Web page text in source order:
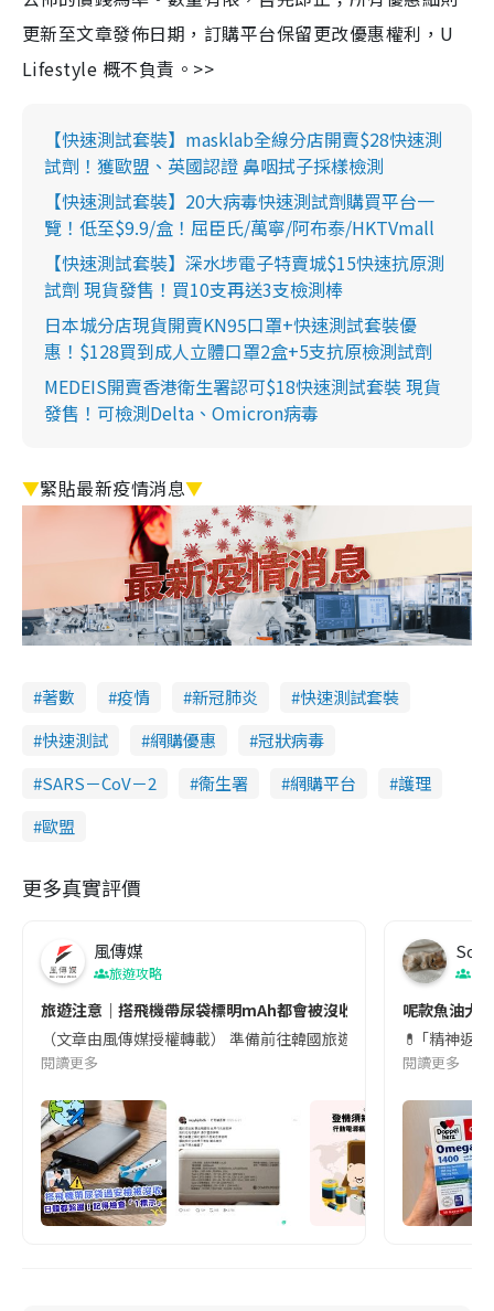
更新至文章發佈日期，訂購平台保留更改優惠權利，U
Lifestyle 概不負責。>>
【快速測試套裝】masklab全線分店開賣$28快速測
試劑！獲歐盟、英國認證 鼻咽拭子採樣檢測
【快速測試套裝】20大病毒快速測試劑購買平台一
覽！低至$9.9/盒！屈臣氏/萬寧/阿布泰/HKTVmall
【快速測試套裝】深水埗電子特賣城$15快速抗原測
試劑 現貨發售！買10支再送3支檢測棒
日本城分店現貨開賣KN95口罩+快速測試套裝優
惠！$128買到成人立體口罩2盒+5支抗原檢測試劑
MEDEIS開賣香港衛生署認可$18快速測試套裝 現貨
發售！可檢測Delta、Omicron病毒
▼緊貼最新疫情消息▼
著數 疫情 新冠肺炎
快速測試套裝
快速測試
網購優惠
冠狀病毒
SARS－CoV－2
衞生署 網購平台
護理
歐盟
更多真實評價
風傳媒
旅遊攻略
旅遊注意｜搭飛機帶尿袋標明mAh都會被沒收😱出發前切記檢查
（文章由風傳媒授權轉載） 準備前往韓國旅遊的民眾，近期要
閱讀更多
Soul
呢款魚油大
💊 ｢精神返
閱讀更多